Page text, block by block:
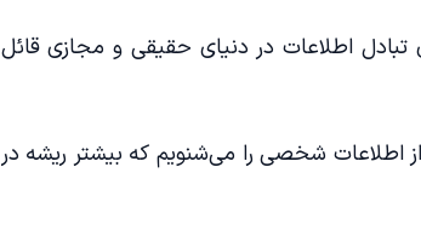
تبادل اطلاعات در دنیای حقیقی و مجازی قائل
اطلاعات شخصی را می‌شنویم که بیشتر ریشه در